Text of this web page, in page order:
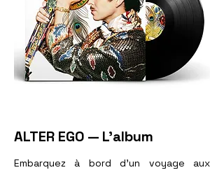
ALTER EGO — L'album
Embarquez à bord d’un voyage aux